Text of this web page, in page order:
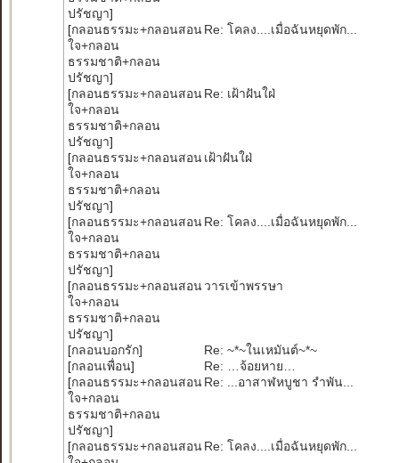
ปรัชญา]
[กลอนธรรมะ+กลอนสอน
ใจ+กลอน
ธรรมชาติ+กลอน
ปรัชญา]
Re: โคลง....เมื่อฉันหยุดพัก...
[กลอนธรรมะ+กลอนสอน
ใจ+กลอน
ธรรมชาติ+กลอน
ปรัชญา]
Re: เฝ้าฝันใฝ่
[กลอนธรรมะ+กลอนสอน
ใจ+กลอน
ธรรมชาติ+กลอน
ปรัชญา]
เฝ้าฝันใฝ่
[กลอนธรรมะ+กลอนสอน
ใจ+กลอน
ธรรมชาติ+กลอน
ปรัชญา]
Re: โคลง....เมื่อฉันหยุดพัก...
[กลอนธรรมะ+กลอนสอน
ใจ+กลอน
ธรรมชาติ+กลอน
ปรัชญา]
วารเข้าพรรษา
[กลอนบอกรัก]
Re: ~*~ในเหมันต์~*~
[กลอนเพื่อน]
Re: …จ้อยหาย…
[กลอนธรรมะ+กลอนสอน
ใจ+กลอน
ธรรมชาติ+กลอน
ปรัชญา]
Re: ...อาสาฬหบูชา รำพัน...
[กลอนธรรมะ+กลอนสอน Re: โคลง....เมื่อฉันหยุดพัก...